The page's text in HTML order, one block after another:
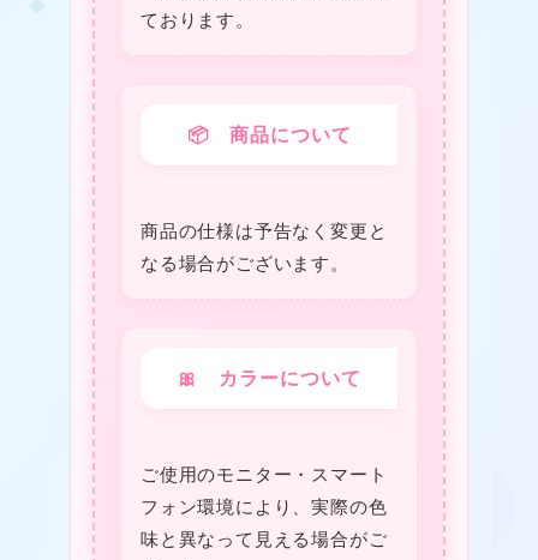
ております。
📦 商品について
商品の仕様は予告なく変更と
なる場合がございます。
🎀 カラーについて
ご使用のモニター・スマート
フォン環境により、実際の色
味と異なって見える場合がご
❤
❤